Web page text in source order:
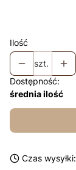
Ilość
szt.
Dostępność:
średnia ilość
Czas wysyłki: